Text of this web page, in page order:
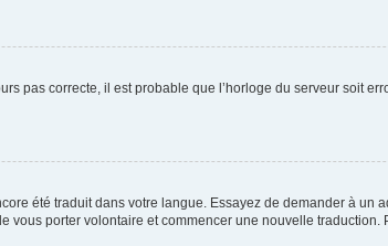
pas correcte, il est probable que l’horloge du serveur soit
été traduit dans votre langue. Essayez de demander à un
porter volontaire et commencer une nouvelle traduction.